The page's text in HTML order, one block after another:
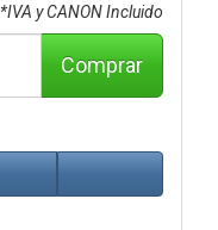
*IVA y CANON Incluido
Comprar